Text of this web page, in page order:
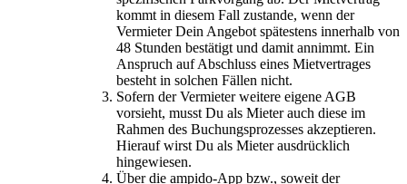
kommt in diesem Fall zustande, wenn der
Vermieter Dein Angebot spätestens innerhalb von
48 Stunden bestätigt und damit annimmt. Ein
Anspruch auf Abschluss eines Mietvertrages
besteht in solchen Fällen nicht.
Sofern der Vermieter weitere eigene AGB
vorsieht, musst Du als Mieter auch diese im
Rahmen des Buchungsprozesses akzeptieren.
Hierauf wirst Du als Mieter ausdrücklich
hingewiesen.
Über die ampido-App bzw., soweit der